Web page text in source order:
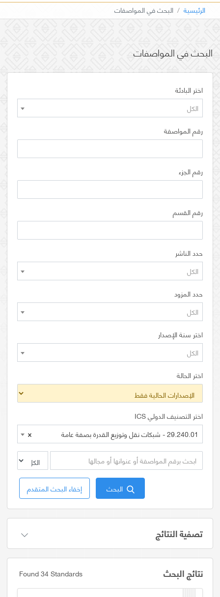
الرئيسية البحث في المواصفات
البحث في المواصفات
اختر البادئة
الكل
رقم المواصفة
رقم الجزء
رقم القسم
حدد الناشر
الكل
حدد المزود
الكل
اختر سنة الإصدار
الكل
اختر الحالة
اختر التصنيف الدولي ICS
×
29.240.01 - شبكات نقل وتوزيع القدرة بصفة عامة
البحث إخفاء البحث المتقدم
تصفية النتائج
نتائج البحث Found 34 Standards